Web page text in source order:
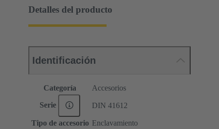
Detalles del producto
Identificación
Categoría Accesorios
Serie DIN 41612
Tipo de accesorio Enclavamiento